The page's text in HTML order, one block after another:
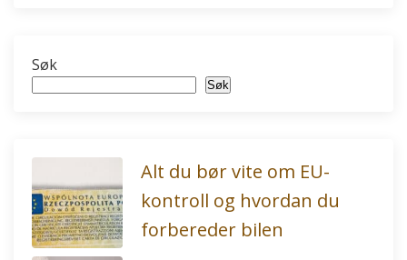
Søk
Søk
Alt du bør vite om EU-
kontroll og hvordan du
forbereder bilen